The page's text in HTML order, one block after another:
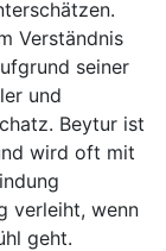
Verständnis
seiner
und
Beytur ist
wird oft mit
verleiht, wenn
geht.